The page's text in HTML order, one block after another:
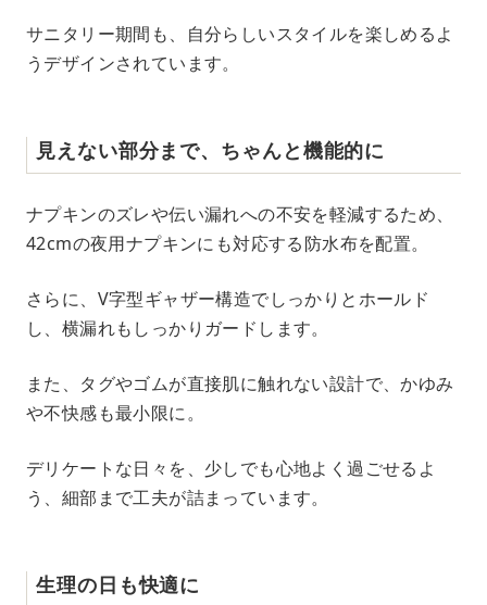
サニタリー期間も、自分らしいスタイルを楽しめるよ
うデザインされています。
見えない部分まで、ちゃんと機能的に
ナプキンのズレや伝い漏れへの不安を軽減するため、
42cmの夜用ナプキンにも対応する防水布を配置。
さらに、V字型ギャザー構造でしっかりとホールド
し、横漏れもしっかりガードします。
また、タグやゴムが直接肌に触れない設計で、かゆみ
や不快感も最小限に。
デリケートな日々を、少しでも心地よく過ごせるよ
う、細部まで工夫が詰まっています。
生理の日も快適に